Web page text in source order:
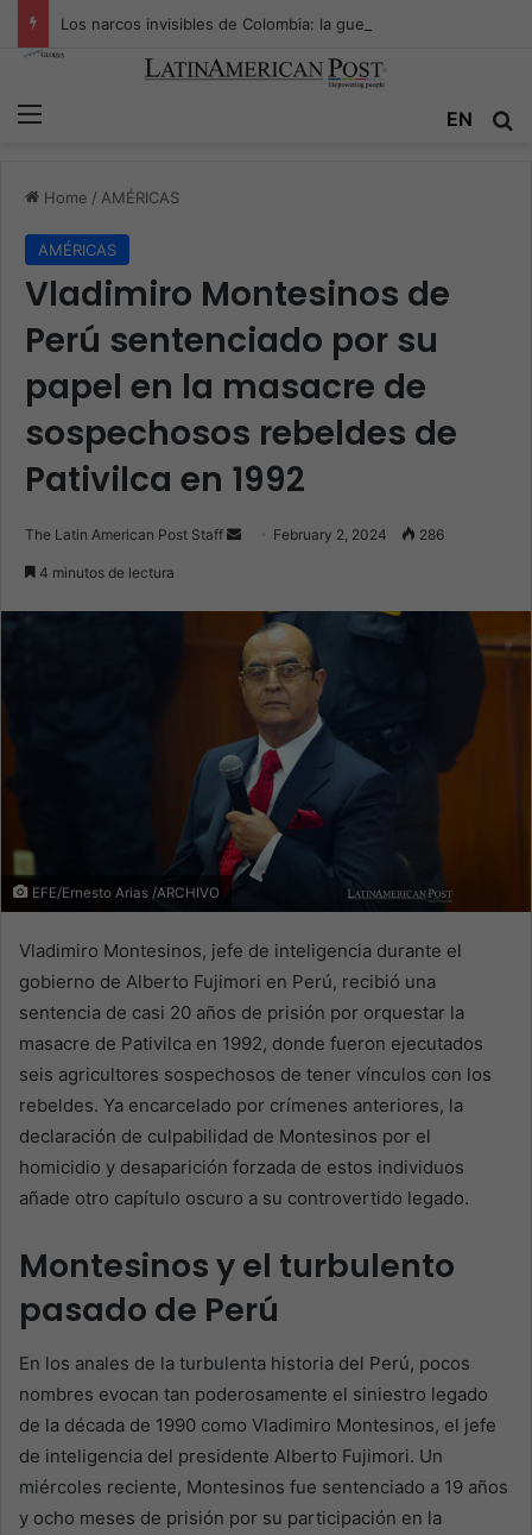
Menu EN
Home / AMÉRICAS
AMÉRICAS
Vladimiro Montesinos de
Perú sentenciado por su
papel en la masacre de
sospechosos rebeldes de
Pativilca en 1992
The Latin American Post Staff
Send February 2, 2024 286
4 minutos de lectura
EFE/Ernesto Arias /ARCHIVO
Vladimiro Montesinos, jefe de inteligencia durante el
gobierno de Alberto Fujimori en Perú, recibió una
sentencia de casi 20 años de prisión por orquestar la
masacre de Pativilca en 1992, donde fueron ejecutados
seis agricultores sospechosos de tener vínculos con los
rebeldes. Ya encarcelado por crímenes anteriores, la
declaración de culpabilidad de Montesinos por el
homicidio y desaparición forzada de estos individuos
añade otro capítulo oscuro a su controvertido legado.
Montesinos y el turbulento
pasado de Perú
En los anales de la turbulenta historia del Perú, pocos
nombres evocan tan poderosamente el siniestro legado
de la década de 1990 como Vladimiro Montesinos, el jefe
de inteligencia del presidente Alberto Fujimori. Un
miércoles reciente, Montesinos fue sentenciado a 19 años
y ocho meses de prisión por su participación en la